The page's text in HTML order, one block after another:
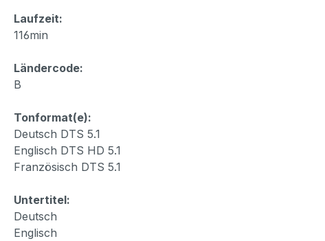
Laufzeit:
116min
Ländercode:
B
Tonformat(e):
Deutsch DTS 5.1
Englisch DTS HD 5.1
Französisch DTS 5.1
Untertitel:
Deutsch
Englisch